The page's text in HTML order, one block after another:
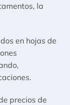
la
en hojas de
precios de